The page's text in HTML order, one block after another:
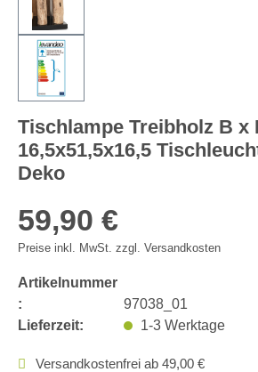
Tischlampe Treibholz B x
16,5x51,5x16,5
Deko
59,90 €
Preise inkl. MwSt. zzgl. Versandkosten
Artikelnummer
:
97038_01
Lieferzeit:
1-3 Werktage
Versandkostenfrei ab 49,00 €